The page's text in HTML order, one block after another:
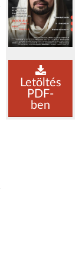
Letöltés
PDF-
ben